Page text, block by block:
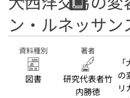
ン・ルネッサン
資料種別
図書
著者
研究代表者竹
内勝徳
の
リ